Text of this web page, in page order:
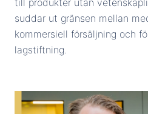
till produkter utan
suddar ut gränsen mellan
kommersiell försäljning och
lagstiftning.